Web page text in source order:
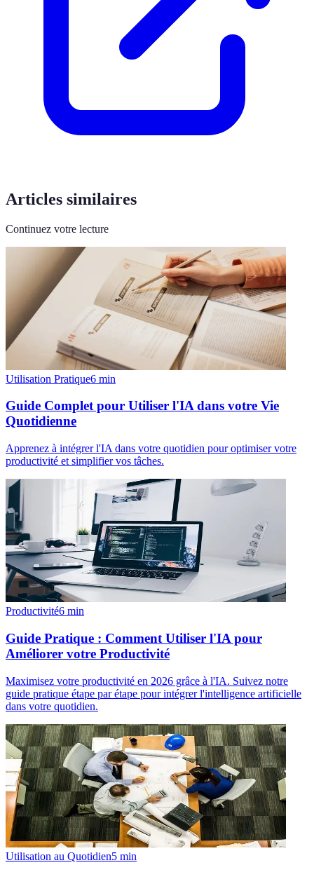
Articles similaires
Continuez votre lecture
Utilisation Pratique6 min
Guide Complet pour Utiliser l'IA dans votre Vie
Quotidienne
Apprenez à intégrer l'IA dans votre quotidien pour optimiser votre
productivité et simplifier vos tâches.
Productivité6 min
Guide Pratique : Comment Utiliser l'IA pour
Améliorer votre Productivité
Maximisez votre productivité en 2026 grâce à l'IA. Suivez notre
guide pratique étape par étape pour intégrer l'intelligence artificielle
dans votre quotidien.
Utilisation au Quotidien5 min